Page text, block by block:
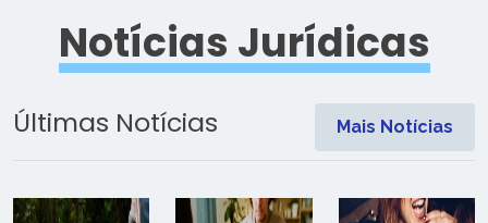
Notícias Jurídicas
Últimas Notícias Mais Notícias